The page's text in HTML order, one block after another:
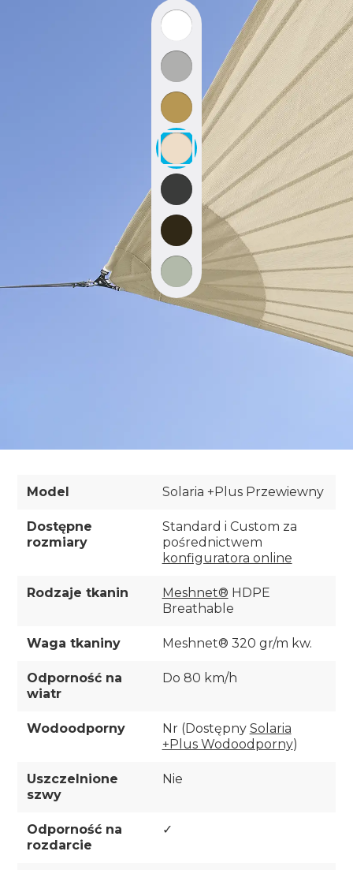
Model Solaria +Plus Przewiewny
Dostępne
rozmiary
Standard i Custom za
pośrednictwem
konfiguratora online
Rodzaje tkanin Meshnet® HDPE
Breathable
Waga tkaniny Meshnet® 320 gr/m kw.
Odporność na
wiatr
Do 80 km/h
Wodoodporny Nr (Dostępny Solaria
+Plus Wodoodporny)
Uszczelnione
szwy
Nie
Odporność na
rozdarcie
✓